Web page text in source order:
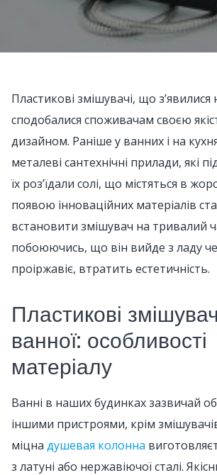
Пластикові змішувачі, що
сподобалися споживачам своєю
дизайном. Раніше у ванних і на
металеві сантехнічні прилади, які
їх роз’їдали солі, що містяться в
появою інноваційних матеріалів
встановити змішувач на тривалий
побоюючись, що він вийде з ладу
проіржавіє, втратить естетичність.
Пластикові
ванної: особливості
матеріалу
Ванні в наших будинках зазвичай
іншими пристроями, крім
міцна душевая колонна
з латуні або нержавіючої сталі.